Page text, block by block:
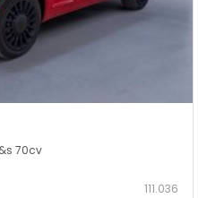
70cv
111.036